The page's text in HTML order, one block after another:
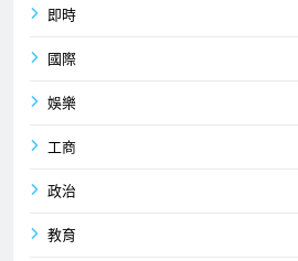
即時
國際
娛樂
工商
政治
教育